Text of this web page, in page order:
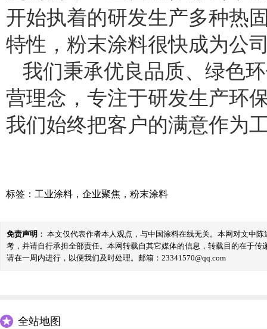
开始执着的研发生产多种热
特性，粉末涂料很快成为公
我们秉承优良品质、绿色
营理念，专注于研发生产环
我们始终把客户的满意作为
标签： 工业涂料 ， 企业聚焦 ， 粉末涂料
免责声明 ： 本文仅代表作者本人观点，与中国涂料在线无关。本网对文中
考，并请自行承担全部责任。本网转载自其它媒体的信息，转载目的在于
请在一周内进行，以便我们及时处理。邮箱：23341570@qq.com
全站地图